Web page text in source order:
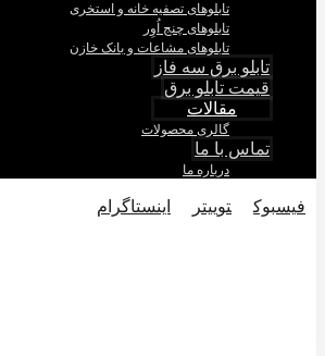
تابلوهای تصفیه خانه و استخری
تابلوهای چنج اُوِر
تابلوهای مشاعات و بانک خازن
تابلو برق سه فاز
قیمت تابلو برق
مقالات
گالری محصولات
تماس با ما
درباره ما
فيسبوک توییتر اینستاگرام